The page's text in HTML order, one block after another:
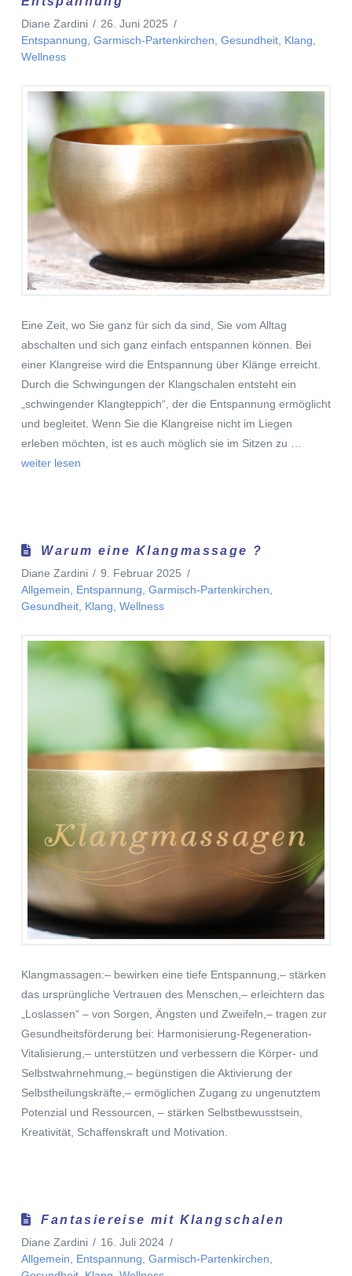
Diane Zardini
26. Juni 2025
Entspannung, Garmisch-Partenkirchen, Gesundheit, Klang,
Wellness
Eine Zeit, wo Sie ganz für sich da sind, Sie vom Alltag
abschalten und sich ganz einfach entspannen können. Bei
einer Klangreise wird die Entspannung über Klänge erreicht.
Durch die Schwingungen der Klangschalen entsteht ein
„schwingender Klangteppich“, der die Entspannung ermöglicht
und begleitet. Wenn Sie die Klangreise nicht im Liegen
erleben möchten, ist es auch möglich sie im Sitzen zu …
weiter lesen
Warum eine Klangmassage ?
Diane Zardini
9. Februar 2025
Allgemein, Entspannung, Garmisch-Partenkirchen,
Gesundheit, Klang, Wellness
Klangmassagen:– bewirken eine tiefe Entspannung,– stärken
das ursprüngliche Vertrauen des Menschen,– erleichtern das
„Loslassen“ – von Sorgen, Ängsten und Zweifeln,– tragen zur
Gesundheitsförderung bei: Harmonisierung-Regeneration-
Vitalisierung,– unterstützen und verbessern die Körper- und
Selbstwahrnehmung,– begünstigen die Aktivierung der
Selbstheilungskräfte,– ermöglichen Zugang zu ungenutztem
Potenzial und Ressourcen, – stärken Selbstbewusstsein,
Kreativität, Schaffenskraft und Motivation.
Fantasiereise mit Klangschalen
Diane Zardini
16. Juli 2024
Allgemein
Entspannung Garmisch-Partenkirchen